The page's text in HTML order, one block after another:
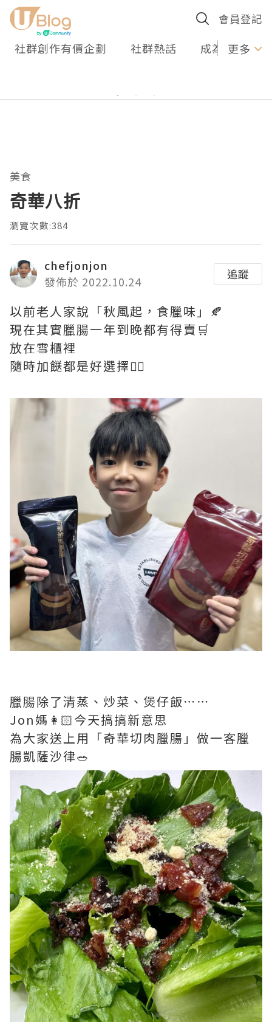
會員登記
社群創作有價企劃 社群熱話 成為U更多
美食
奇華八折
瀏覽次數:384
chefjonjon
發佈於 2022.10.24
追蹤
以前老人家說「秋風起，食臘味」🍂
現在其實臘腸一年到晚都有得賣🛒
放在雪櫃裡
隨時加餸都是好選擇👍🏻
臘腸除了清蒸、炒菜、煲仔飯⋯⋯
Jon媽👩🏻今天搞搞新意思
為大家送上用「奇華切肉臘腸」做一客臘
腸凱薩沙律🥗